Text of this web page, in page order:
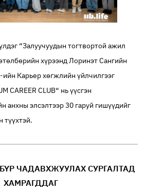
“Залуучуудын тогтвортой ажил
хүрээнд Лоринэт Сангийн
Карьер хөгжлийн үйлчилгээг
CAREER CLUB“ нь үүсгэн
анхны элсэлтээр 30 гаруй гишүүдийг
түүхтэй.
ЧАДАВХЖУУЛАХ СУРГАЛТАД
ХАМРАГДДАГ